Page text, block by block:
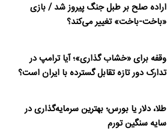
اراده صلح بر طبل جنگ پیروز شد / بازی
«باخت-باخت» تغییر می‌کند؟
وقفه برای «خشاب گذاری»؛ آیا ترامپ در
تدارک دور تازه تقابل گسترده با ایران است؟
طلا، دلار یا بورس؛ بهترین سرمایه‌گذاری در
سایه سنگین تورم